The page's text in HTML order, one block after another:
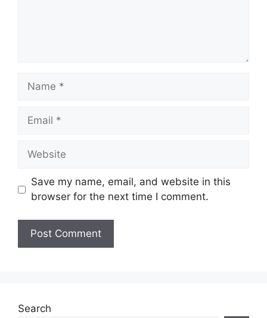
Name
Email
Website
Save my name, email, and website in this
browser for the next time I comment.
Search